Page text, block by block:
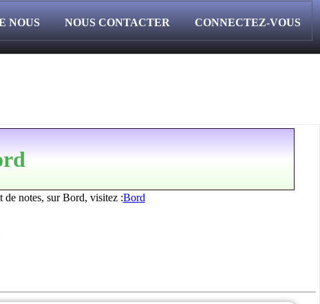
NOUS NOUS CONTACTER CONNECTEZ-VOUS
de notes, sur Bord, visitez :Bord